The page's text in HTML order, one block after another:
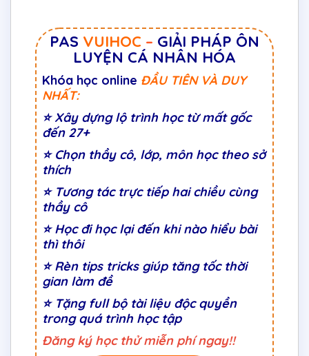
PAS VUIHOC – GIẢI PHÁP ÔN
LUYỆN CÁ NHÂN HÓA
Khóa học online ĐẦU TIÊN VÀ DUY
NHẤT:
⭐Xây dựng lộ trình học từ mất gốc
đến 27+
⭐ Chọn thầy cô, lớp, môn học theo sở
thích
⭐ Tương tác trực tiếp hai chiều cùng
thầy cô
⭐ Học đi học lại đến khi nào hiểu bài
thì thôi
⭐ Rèn tips tricks giúp tăng tốc thời
gian làm đề
⭐ Tặng full bộ tài liệu độc quyền
trong quá trình học tập
Đăng ký học thử miễn phí ngay!!